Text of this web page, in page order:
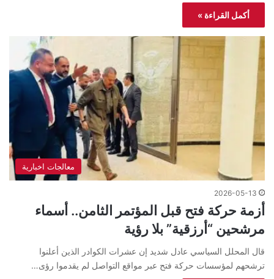
أكمل القراءة »
معالجات اخبارية
2026-05-13
أزمة حركة فتح قبل المؤتمر الثامن.. أسماء
مرشحين “أرزقية” بلا رؤية
قال المحلل السياسي عادل شديد إن عشرات الكوادر الذين أعلنوا
ترشحهم لمؤسسات حركة فتح عبر مواقع التواصل لم يقدموا رؤى…